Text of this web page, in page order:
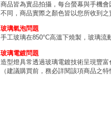
商品皆為實品拍攝，每台螢幕與手機
不同，商品實際之顏色皆以您所收到之
玻璃氣泡問題
手工玻璃在850°C高溫下燒製，玻璃
玻璃電鍍問題
造型燈具常透過玻璃電鍍技術呈現豐
（建議購買前，務必詳閱該項商品之